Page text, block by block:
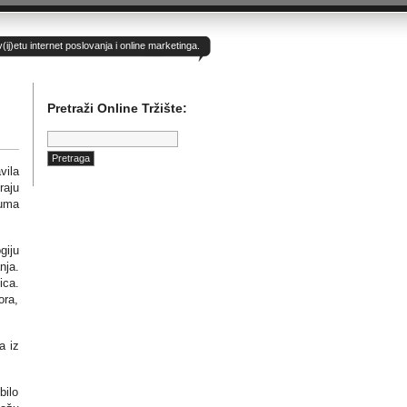
internet poslovanja i online marketinga.
iz
Pretraži Online Tržište:
Pretraga: